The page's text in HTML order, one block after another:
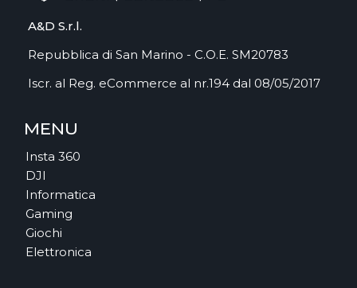
A&D S.r.l.
Repubblica di San Marino - C.O.E. SM20783
Iscr. al Reg. eCommerce al nr.194 dal 08/05/2017
MENU
Insta 360
DJI
Informatica
Gaming
Giochi
Elettronica